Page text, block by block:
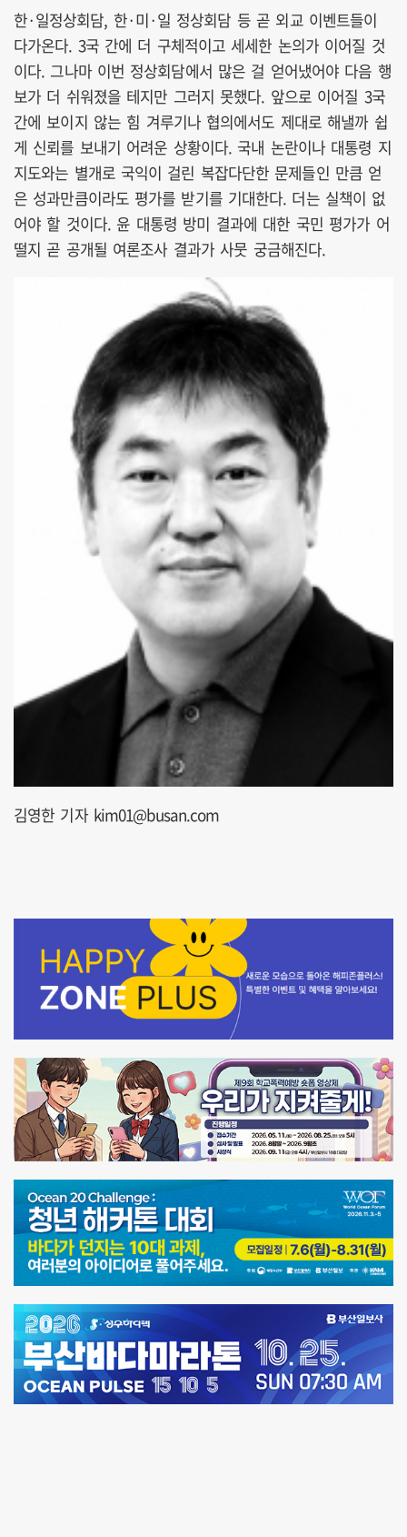
한·일정상회담, 한·미·일 정상회담 등 곧 외교 이벤트들이
다가온다. 3국 간에 더 구체적이고 세세한 논의가 이어질 것
이다. 그나마 이번 정상회담에서 많은 걸 얻어냈어야 다음 행
보가 더 쉬워졌을 테지만 그러지 못했다. 앞으로 이어질 3국
간에 보이지 않는 힘 겨루기나 협의에서도 제대로 해낼까 쉽
게 신뢰를 보내기 어려운 상황이다. 국내 논란이나 대통령 지
지도와는 별개로 국익이 걸린 복잡다단한 문제들인 만큼 얻
은 성과만큼이라도 평가를 받기를 기대한다. 더는 실책이 없
어야 할 것이다. 윤 대통령 방미 결과에 대한 국민 평가가 어
떨지 곧 공개될 여론조사 결과가 사뭇 궁금해진다.
김영한 기자 kim01@busan.com